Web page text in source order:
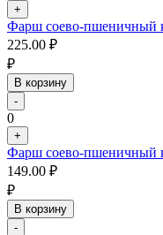
+
Фарш соево-пшеничный
225.00 ₽
₽
В корзину
-
0
+
Фарш соево-пшеничный
149.00 ₽
₽
В корзину
-